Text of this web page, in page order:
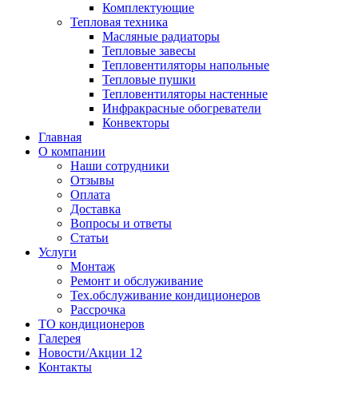
Комплектующие
Тепловая техника
Масляные радиаторы
Тепловые завесы
Тепловентиляторы напольные
Тепловые пушки
Тепловентиляторы настенные
Инфракрасные обогреватели
Конвекторы
Главная
О компании
Наши сотрудники
Отзывы
Оплата
Доставка
Вопросы и ответы
Статьи
Услуги
Монтаж
Ремонт и обслуживание
Тех.обслуживание кондиционеров
Рассрочка
ТО кондиционеров
Галерея
Новости/Акции 12
Контакты